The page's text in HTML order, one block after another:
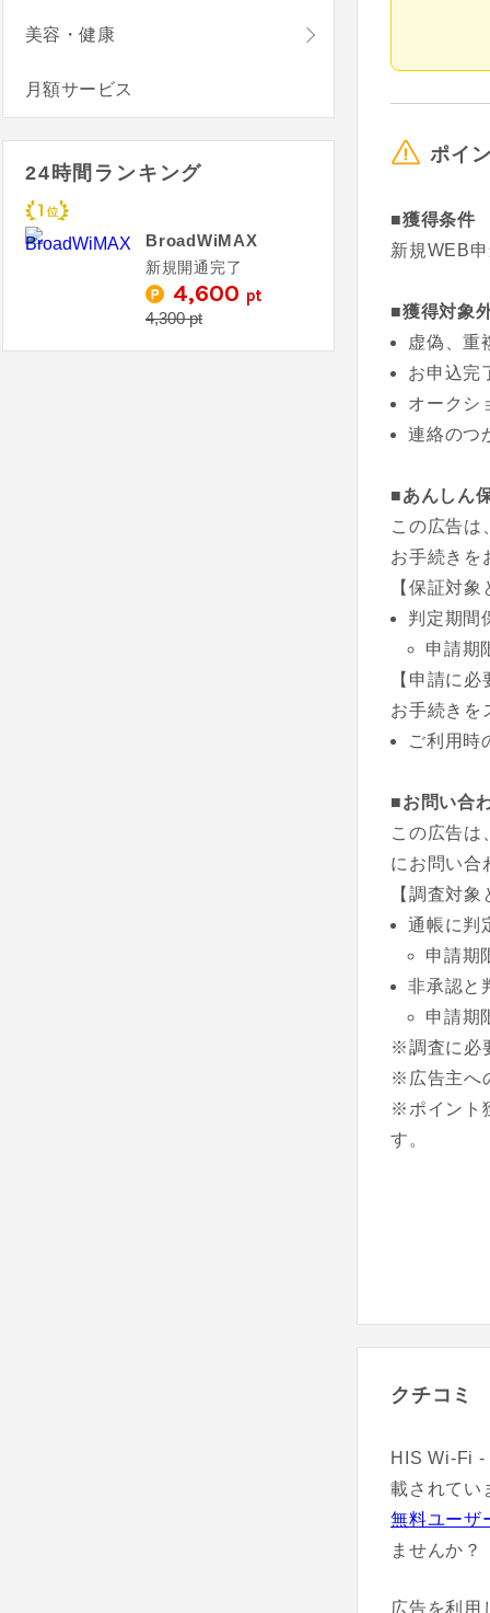
ポイ
■獲得条件
新規WEB
■獲得対象
虚偽、重
お申込完
オークシ
連絡のつ
■あんしん
この広告は
お手続きを
【保証対
判定期間
申請期
【申請に
お手続きを
ご利用時
■お問い合
この広告は
にお問い合
【調査対
通帳に判
申請期
非承認と
申請期
※調査に必
※広告主へ
※ポイント
す。
クチコミ
HIS Wi-Fi -
載されてい
無料ユーザ
ませんか？
広告を利用
美容・健康
月額サービス
24時間ランキング
BroadWiMAX
新規開通完了
4,600 pt
4,300 pt